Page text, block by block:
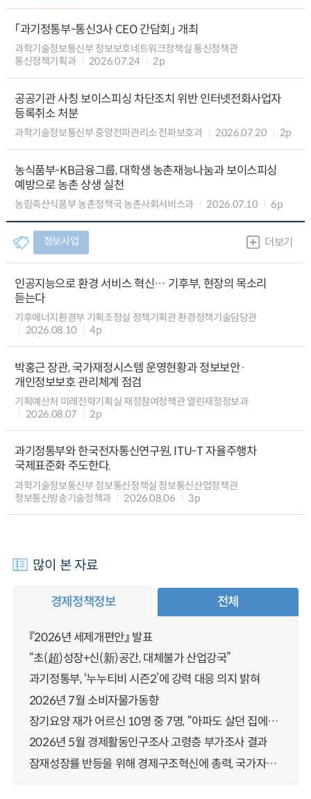
「과기정통부-통신3사 CEO 간담회」 개최
과학기술정보통신부 정보보호네트워크정책실 통신정책관
통신정책기획과
2026.07.24 2p
공공기관 사칭 보이스피싱 차단조치 위반 인터넷전화사업자
등록취소 처분
과학기술정보통신부 중앙전파관리소 전파보호과 2026.07.20 2p
농식품부-KB금융그룹, 대학생 농촌재능나눔과 보이스피싱
예방으로 농촌 상생 실천
농림축산식품부 농촌정책국 농촌사회서비스과 2026.07.10 6p
정보사업 더보기
인공지능으로 환경 서비스 혁신… 기후부, 현장의 목소리
듣는다
기후에너지환경부 기획조정실 정책기획관 환경정책기술담당관
2026.08.10
4p
박홍근 장관, 국가재정시스템 운영현황과 정보보안·
개인정보보호 관리체계 점검
기획예산처 미래전략기획실 재정참여정책관 열린재정정보과
2026.08.07
2p
과기정통부와 한국전자통신연구원, ITU-T 자율주행차
국제표준화 주도한다.
과학기술정보통신부 정보통신정책실 정보통신산업정책관
정보통신방송기술정책과
2026.08.06 3p
많이 본 자료
경제정책정보 전체
『2026년 세제개편안』 발표
“초(超)성장+신(新)공간, 대체불가 산업강국”
과기정통부, ‘누누티비 시즌2’에 강력 대응 의지 밝혀
2026년 7월 소비자물가동향
장기요양 재가 어르신 10명 중 7명, “아파도 살던 집에서 살겠다” 「2025년 장기요양실태조사」 결과 발표
2026년 5월 경제활동인구조사 고령층 부가조사 결과
잠재성장률 반등을 위해 경제구조혁신에 총력, 국가자산 관리체계 대전환